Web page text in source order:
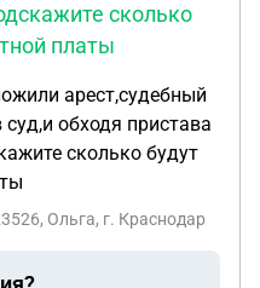
сколько
платы
арест,судебный
обходя пристава
сколько будут
Ольга, г. Краснодар